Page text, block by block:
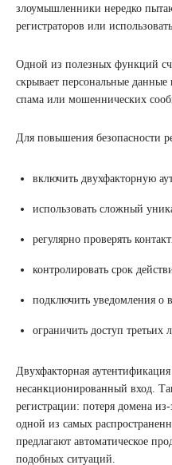
злоумышленники нередко
регистраторов или
Одной из полезных функций
скрывает персональные
спама или мошеннических
Для повышения безопасности
включить двухфакторную
использовать сложный
регулярно проверять
контролировать срок
подключить уведомления о
ограничить доступ третьих
Двухфакторная
несанкционированный вход.
регистрации: потеря домена из-
одной из самых
предлагают автоматическое
подобных ситуаций.